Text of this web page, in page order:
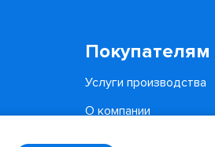
Покупателям
Услуги производства
О компании